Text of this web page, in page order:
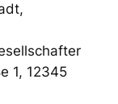
1, 12345